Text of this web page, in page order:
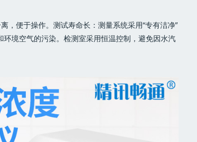
，便于操作。测试寿命长：测量系统采用“专有洁净”
境空气的污染。检测室采用恒温控制，避免因水汽